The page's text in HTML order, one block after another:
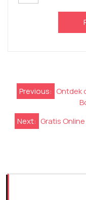
Previous: Ontdek
Next: Gratis